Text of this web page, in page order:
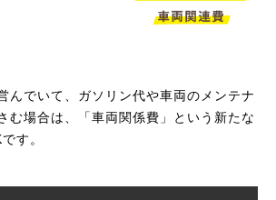
んでいて、ガソリン代や車両のメンテナ
む場合は、「車両関係費」という新たな
す。